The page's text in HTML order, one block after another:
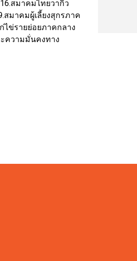
สมาคมไทยวากิว
สมาคมผู้เลี้ยงสุกรภาค
ไข่รายย่อยภาคกลาง
ความมั่นคงทาง